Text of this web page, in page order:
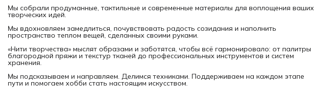
Мы собрали продуманные, тактильные и современные материалы для воплощения ваших
творческих идей.
Мы вдохновляем замедлиться, почувствовать радость созидания и наполнить
пространство теплом вещей, сделанных своими руками.
«Нити творчества» мыслят образами и заботятся, чтобы всё гармонировало: от палитры
благородной пряжи и текстур тканей до профессиональных инструментов и систем
хранения.
Мы подсказываем и направляем. Делимся техниками. Поддерживаем на каждом этапе
пути и помогаем хобби стать настоящим искусством.